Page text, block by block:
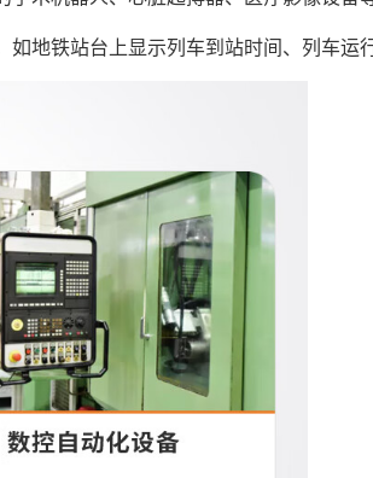
铁站台上显示列车到站时间、列车运行